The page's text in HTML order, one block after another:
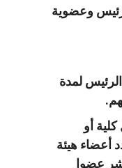
وعضوية
لمدة
أو
أعضاء هيئة
عضوا